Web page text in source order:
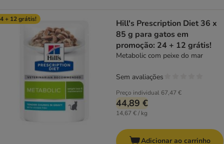
+ 12 grátis!
Hill's Prescription Diet 36 x
85 g para gatos em
promoção: 24 + 12 grátis!
Metabolic com peixe do mar
Preço individual 67,47 €
44,89 €
14,67 € / kg
Sem avaliações
Adicionar ao carrinho